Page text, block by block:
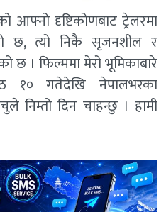
दृष्टिकोणबाट ट्रेलरमा
छ, त्यो निकै सृजनशील र
छ । फिल्ममा मेरो भूमिकाबारे
१० गतेदेखि नेपालभरका
निम्तो दिन चाहन्छु । हामी